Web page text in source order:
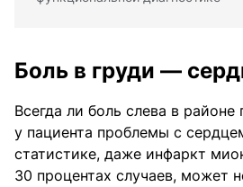
Боль в груди —
Всегда ли боль слева в районе
у пациента проблемы с
статистике, даже инфаркт
30 процентах случаев, может